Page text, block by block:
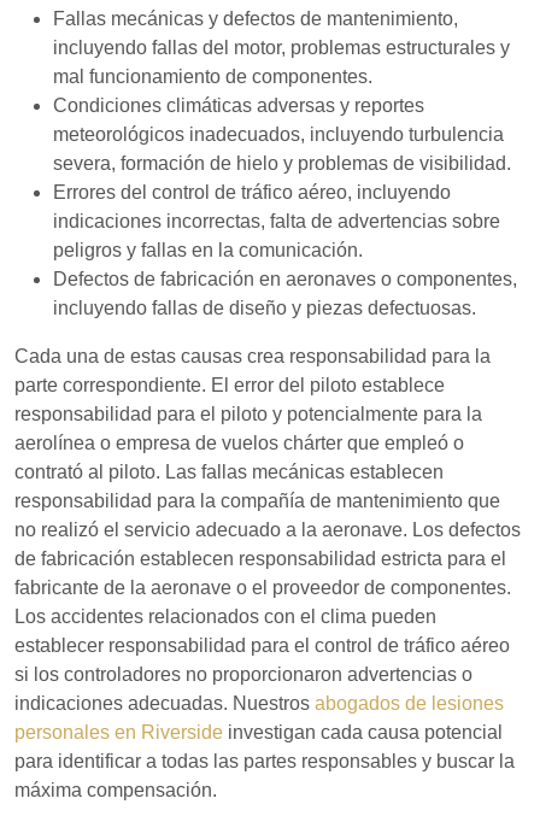
Fallas mecánicas y defectos de mantenimiento,
incluyendo fallas del motor, problemas estructurales y
mal funcionamiento de componentes.
Condiciones climáticas adversas y reportes
meteorológicos inadecuados, incluyendo turbulencia
severa, formación de hielo y problemas de visibilidad.
Errores del control de tráfico aéreo, incluyendo
indicaciones incorrectas, falta de advertencias sobre
peligros y fallas en la comunicación.
Defectos de fabricación en aeronaves o componentes,
incluyendo fallas de diseño y piezas defectuosas.
Cada una de estas causas crea responsabilidad para la
parte correspondiente. El error del piloto establece
responsabilidad para el piloto y potencialmente para la
aerolínea o empresa de vuelos chárter que empleó o
contrató al piloto. Las fallas mecánicas establecen
responsabilidad para la compañía de mantenimiento que
no realizó el servicio adecuado a la aeronave. Los defectos
de fabricación establecen responsabilidad estricta para el
fabricante de la aeronave o el proveedor de componentes.
Los accidentes relacionados con el clima pueden
establecer responsabilidad para el control de tráfico aéreo
si los controladores no proporcionaron advertencias o
indicaciones adecuadas. Nuestros abogados de lesiones
personales en Riverside investigan cada causa potencial
para identificar a todas las partes responsables y buscar la
máxima compensación.